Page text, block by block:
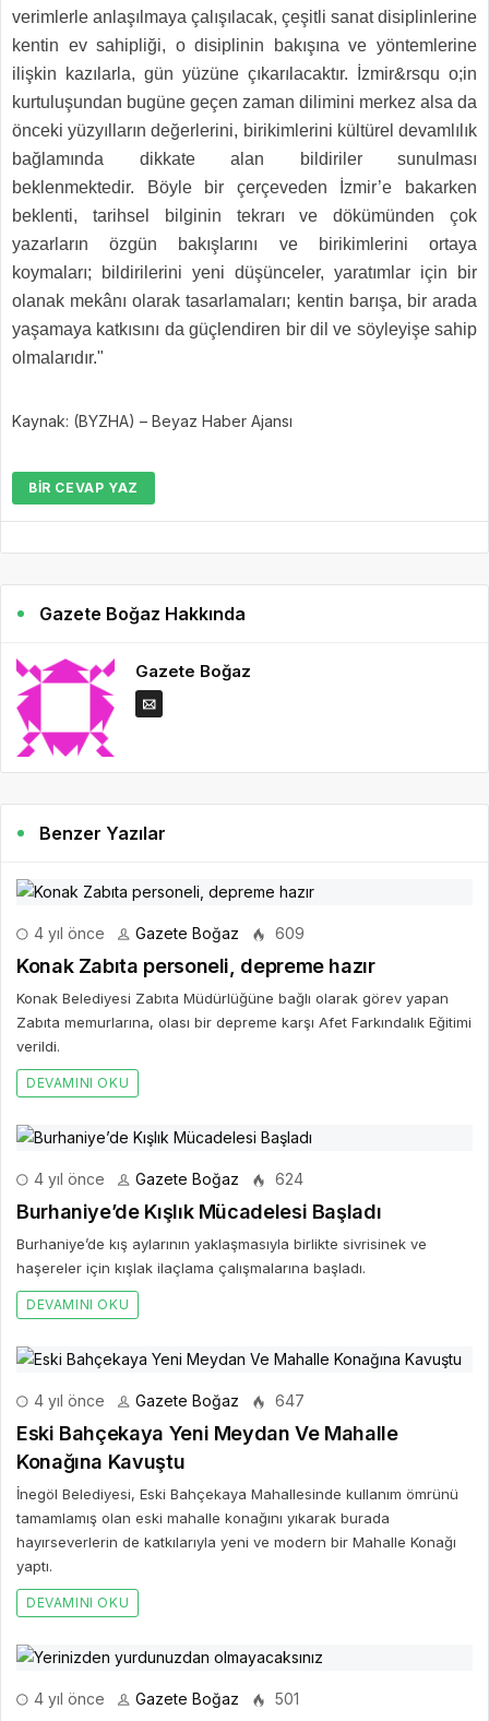
verimlerle anlaşılmaya çalışılacak, çeşitli sanat disiplinlerine
kentin ev sahipliği, o disiplinin bakışına ve yöntemlerine
ilişkin kazılarla, gün yüzüne çıkarılacaktır. İzmir&rsqu o;in
kurtuluşundan bugüne geçen zaman dilimini merkez alsa da
önceki yüzyılların değerlerini, birikimlerini kültürel devamlılık
bağlamında dikkate alan bildiriler sunulması
beklenmektedir. Böyle bir çerçeveden İzmir’e bakarken
beklenti, tarihsel bilginin tekrarı ve dökümünden çok
yazarların özgün bakışlarını ve birikimlerini ortaya
koymaları; bildirilerini yeni düşünceler, yaratımlar için bir
olanak mekânı olarak tasarlamaları; kentin barışa, bir arada
yaşamaya katkısını da güçlendiren bir dil ve söyleyişe sahip
olmalarıdır."
Kaynak: (BYZHA) – Beyaz Haber Ajansı
BIR CEVAP YAZ
Gazete Boğaz Hakkında
Gazete Boğaz
Benzer Yazılar
4 yıl önce Gazete Boğaz 609
Konak Zabıta personeli, depreme hazır
Konak Belediyesi Zabıta Müdürlüğüne bağlı olarak görev yapan
Zabıta memurlarına, olası bir depreme karşı Afet Farkındalık Eğitimi
verildi.
DEVAMINI OKU
4 yıl önce Gazete Boğaz 624
Burhaniye’de Kışlık Mücadelesi Başladı
Burhaniye’de kış aylarının yaklaşmasıyla birlikte sivrisinek ve
haşereler için kışlak ilaçlama çalışmalarına başladı.
DEVAMINI OKU
4 yıl önce Gazete Boğaz 647
Eski Bahçekaya Yeni Meydan Ve Mahalle
Konağına Kavuştu
İnegöl Belediyesi, Eski Bahçekaya Mahallesinde kullanım ömrünü
tamamlamış olan eski mahalle konağını yıkarak burada
hayırseverlerin de katkılarıyla yeni ve modern bir Mahalle Konağı
yaptı.
DEVAMINI OKU
4 yıl önce Gazete Boğaz 501